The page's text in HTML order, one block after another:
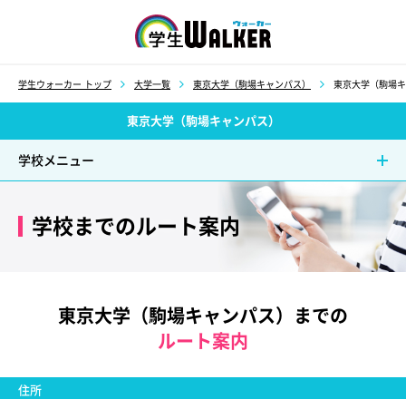
学生ウォーカー トップ 大学一覧 東京大学（駒場キャンパス） 東京大学（駒場
東京大学（駒場キャンパス）
学校メニュー
学校までのルート案内
東京大学（駒場キャンパス）までの
ルート案内
住所